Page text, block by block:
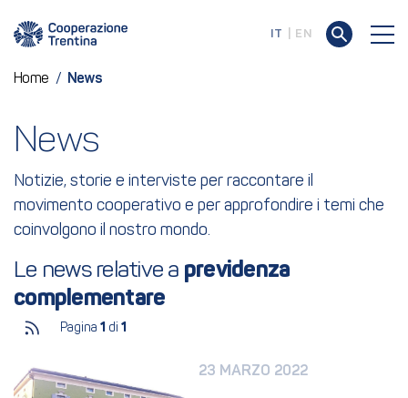
IT EN
Home / News
News
Notizie, storie e interviste per raccontare il
movimento cooperativo e per approfondire i temi che
coinvolgono il nostro mondo.
Le news relative a previdenza
complementare
Pagina 1 di 1
23 MARZO 2022